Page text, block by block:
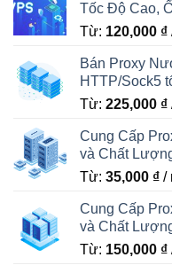
Tốc Độ Cao,
Từ: 120,000 ₫
Bán Proxy
HTTP/Sock5
Từ: 225,000 ₫
Cung Cấp
và Chất
Từ: 35,000 ₫ /
Cung Cấp
và Chất
Từ: 150,000 ₫